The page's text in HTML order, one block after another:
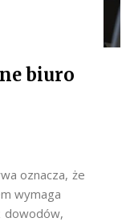
biuro
oznacza, że
wymaga
dowodów,